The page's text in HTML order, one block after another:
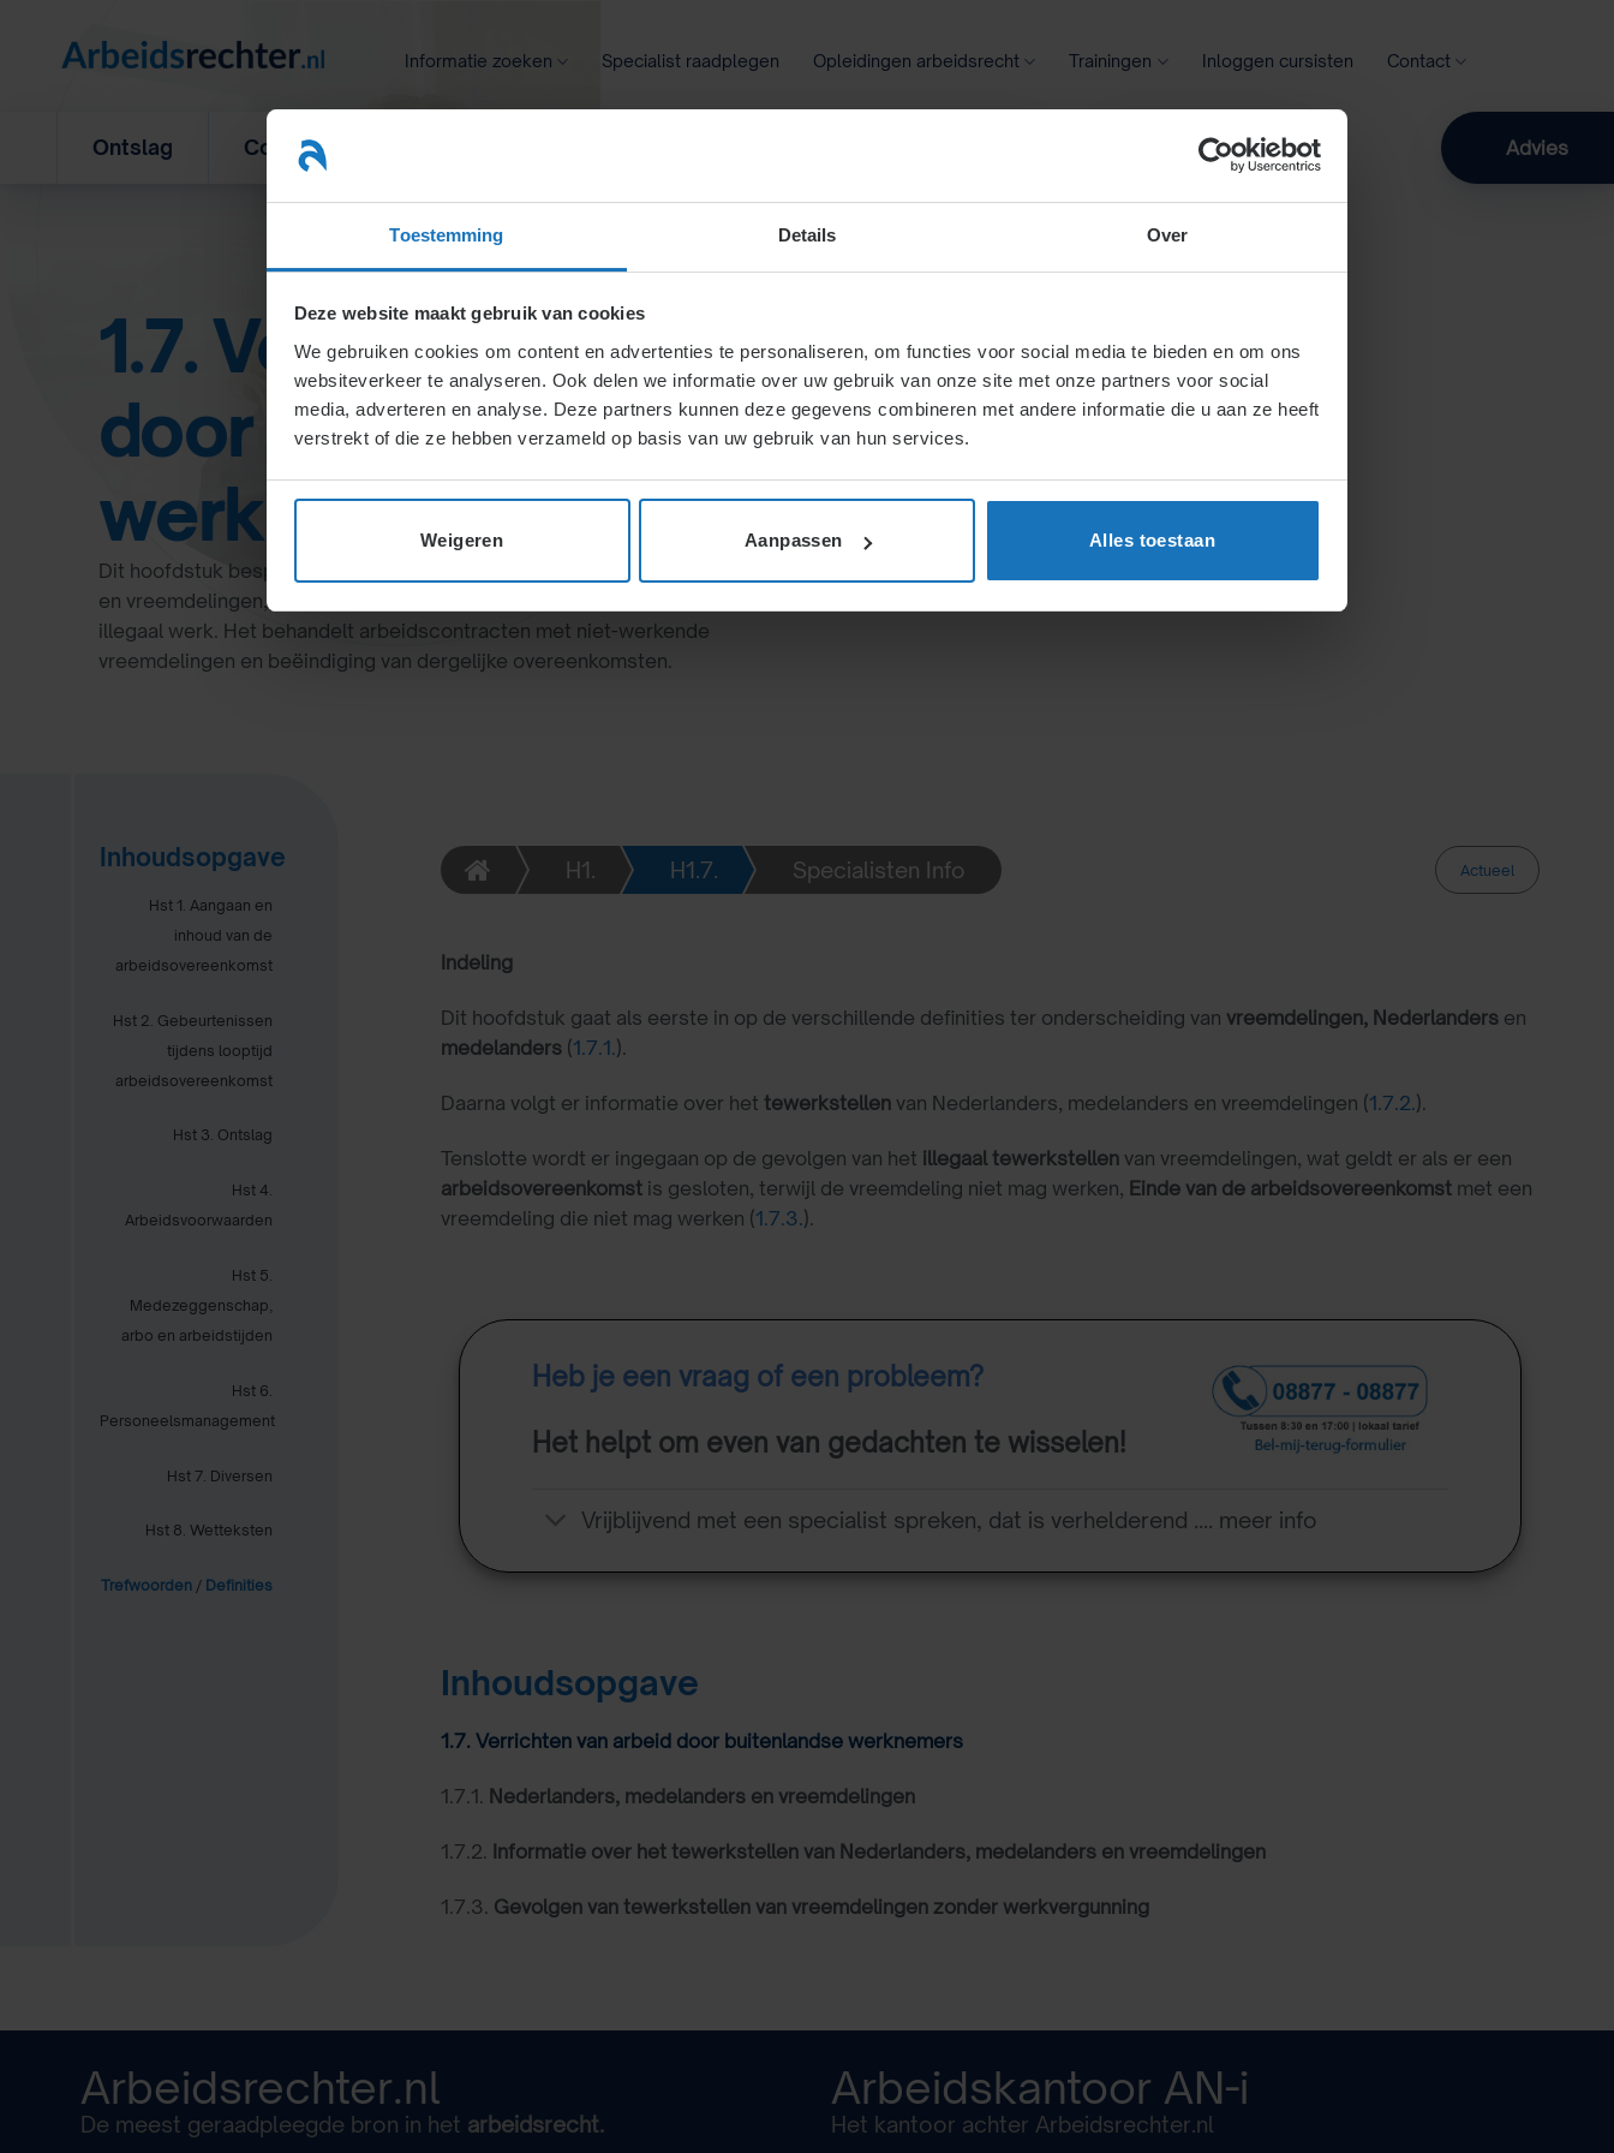
Toestemming Details Over
Deze website maakt gebruik van cookies
We gebruiken cookies om content en advertenties te personaliseren, om functies voor social media te bieden en om ons
websiteverkeer te analyseren. Ook delen we informatie over uw gebruik van onze site met onze partners voor social
media, adverteren en analyse. Deze partners kunnen deze gegevens combineren met andere informatie die u aan ze heeft
verstrekt of die ze hebben verzameld op basis van uw gebruik van hun services.
Weigeren Aanpassen Alles toestaan
Informatie zoeken Specialist raadplegen Opleidingen arbeidsrecht Trainingen Inloggen cursisten Contact
Ontslag Concurrentiebeding Zoeken Advies
1.7. Verrichten van werk
door buitenlandse
werknemers
Dit hoofdstuk bespreekt onderscheid tussen Nederlanders, medelanders
en vreemdelingen, richtlijnen voor hun tewerkstelling en de impact van
illegaal werk. Het behandelt arbeidscontracten met niet-werkende
vreemdelingen en beëindiging van dergelijke overeenkomsten.
Inhoudsopgave
Hst 1. Aangaan en
inhoud van de
arbeidsovereenkomst
Hst 2. Gebeurtenissen
tijdens looptijd
arbeidsovereenkomst
Hst 3. Ontslag
Hst 4.
Arbeidsvoorwaarden
Hst 5.
Medezeggenschap,
arbo en arbeidstijden
Hst 6.
Personeelsmanagement
Hst 7. Diversen
Hst 8. Wetteksten
Trefwoorden / Definities
H1. H1.7. Specialisten Info Actueel
Indeling
Dit hoofdstuk gaat als eerste in op de verschillende definities ter onderscheiding van vreemdelingen, Nederlanders en
medelanders (1.7.1.).
Daarna volgt er informatie over het tewerkstellen van Nederlanders, medelanders en vreemdelingen (1.7.2.).
Tenslotte wordt er ingegaan op de gevolgen van het illegaal tewerkstellen van vreemdelingen, wat geldt er als er een
arbeidsovereenkomst is gesloten, terwijl de vreemdeling niet mag werken, Einde van de arbeidsovereenkomst met een
vreemdeling die niet mag werken (1.7.3.).
Heb je een vraag of een probleem?
Het helpt om even van gedachten te wisselen!
Vrijblijvend met een specialist spreken, dat is verhelderend .... meer info
Inhoudsopgave
1.7. Verrichten van arbeid door buitenlandse werknemers
1.7.1. Nederlanders, medelanders en vreemdelingen
1.7.2. Informatie over het tewerkstellen van Nederlanders, medelanders en vreemdelingen
1.7.3. Gevolgen van tewerkstellen van vreemdelingen zonder werkvergunning
Arbeidsrechter.nl
De meest geraadpleegde bron in het arbeidsrecht.
Arbeidskantoor AN-i
Het kantoor achter Arbeidsrechter.nl